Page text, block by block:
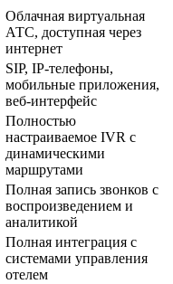
Облачная виртуальная
АТС, доступная через
интернет
SIP, IP-телефоны,
мобильные приложения,
веб-интерфейс
Полностью
настраиваемое IVR с
динамическими
маршрутами
Полная запись звонков с
воспроизведением и
аналитикой
Полная интеграция с
системами управления
отелем